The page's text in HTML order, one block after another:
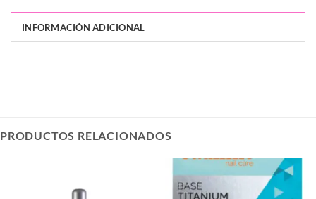
INFORMACIÓN ADICIONAL
PRODUCTOS RELACIONADOS